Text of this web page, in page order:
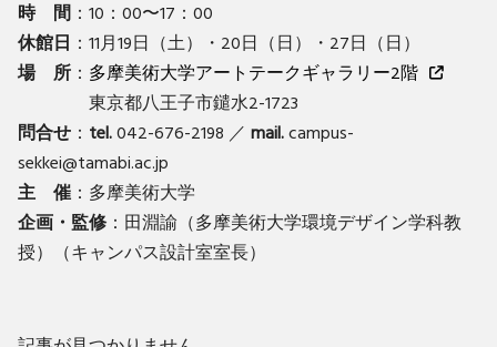
時 間 ：10：00〜17：00
休館日 ：11月19日（土）・20日（日）・27日（日）
場 所 ： 多摩美術大学アートテークギャラリー2階
東京都八王子市鑓水2-1723
問合せ ： tel.042-676-2198 ／ mail.campus-
sekkei@tamabi.ac.jp
主 催 ：多摩美術大学
企画・監修 ：田淵諭（多摩美術大学環境デザイン学科教
授）（キャンパス設計室室長）